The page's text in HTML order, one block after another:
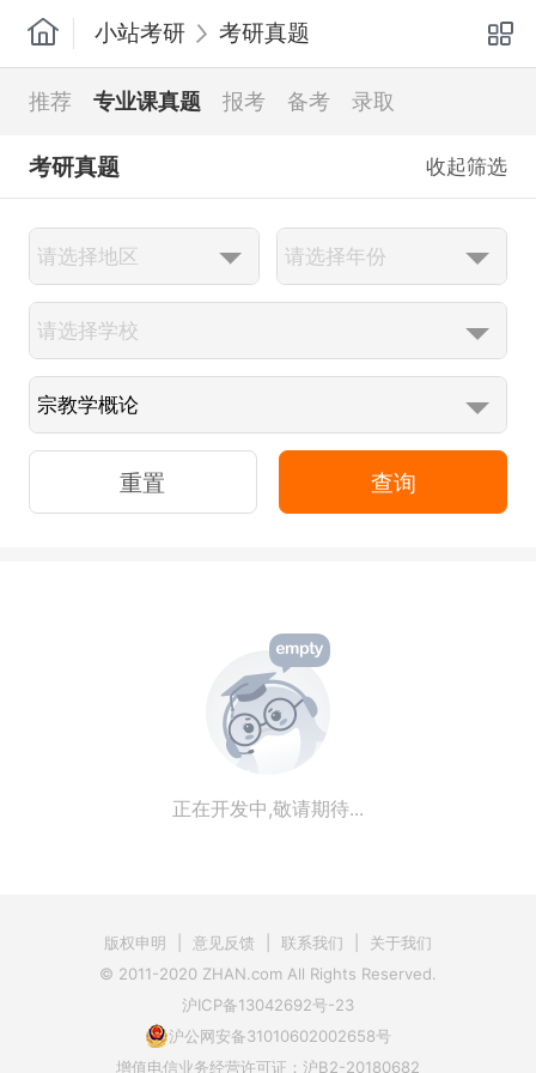
小站考研 考研真题
推荐 专业课真题 报考 备考 录取
考研真题 收起筛选
重置 查询
正在开发中,敬请期待...
版权申明 意见反馈 联系我们
关于我们
© 2011-2020 ZHAN.com All Rights Reserved.
沪ICP备13042692号-23
沪公网安备31010602002658号
增值电信业务经营许可证：沪B2-20180682